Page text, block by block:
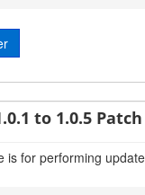
to 1.0.5
is for performing